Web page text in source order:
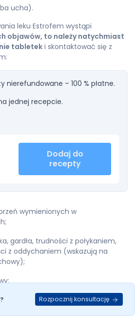
ucha).
leku Estrofem wystąpi
objawów, to należy natychmiast
tabletek i skontaktować się z
nierefundowane – 100 % płatne.
jednej recepcie.
Dodaj do
recepty
wymienionych w
gardła, trudności z połykaniem,
z oddychaniem (wskazują na
ciśnienia tętniczego krwi;
Rozpocznij konsultację